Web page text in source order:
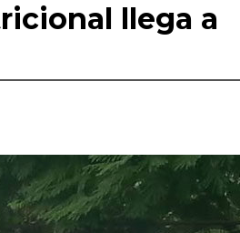
llega a